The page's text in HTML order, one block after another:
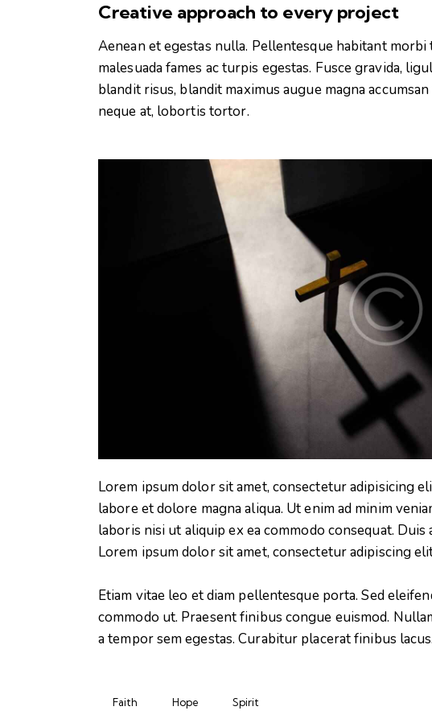
Creative approach to every project
Aenean et egestas nulla. Pellentesque habitant
malesuada fames ac turpis egestas. Fusce gravida,
blandit risus, blandit maximus augue magna
neque at, lobortis tortor.
Lorem ipsum dolor sit amet, consectetur adipisicing
labore et dolore magna aliqua. Ut enim ad minim
laboris nisi ut aliquip ex ea commodo consequat.
Lorem ipsum dolor sit amet, consectetur adipiscing
Etiam vitae leo et diam pellentesque porta. Sed
commodo ut. Praesent finibus congue euismod.
a tempor sem egestas. Curabitur placerat finibus lacus.
Faith Hope Spirit